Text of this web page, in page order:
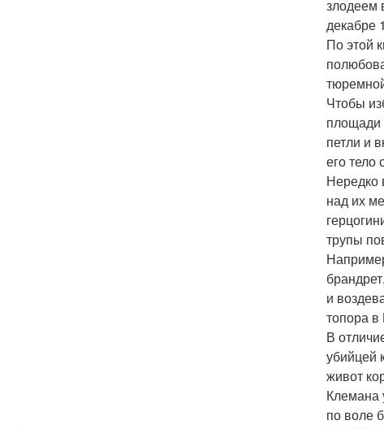
злодеем
декабре
По этой
Чтобы
площади
петли и
его тело
Нередко
над их
трупы
и
топора в
В
убийцей
живот
Клемана
по воле